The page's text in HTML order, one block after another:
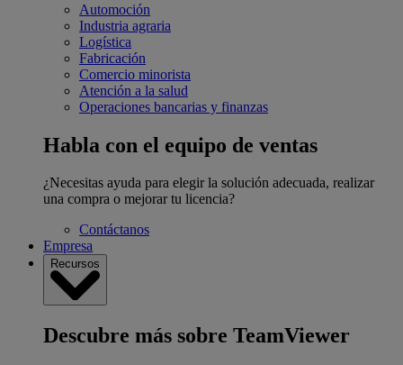
Automoción
Industria agraria
Logística
Fabricación
Comercio minorista
Atención a la salud
Operaciones bancarias y finanzas
Habla con el equipo de ventas
¿Necesitas ayuda para elegir la solución adecuada, realizar
una compra o mejorar tu licencia?
Contáctanos
Empresa
Recursos
Descubre más sobre TeamViewer